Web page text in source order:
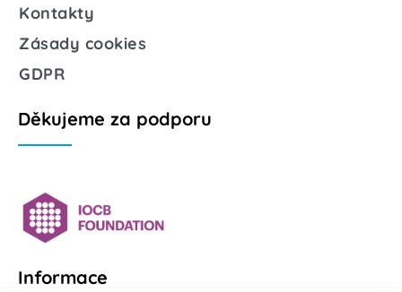
Kontakty
Zásady cookies
GDPR
Děkujeme za podporu
Informace